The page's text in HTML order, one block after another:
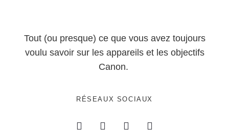
Tout (ou presque) ce que vous avez toujours
voulu savoir sur les appareils et les objectifs
Canon.
RÉSEAUX SOCIAUX